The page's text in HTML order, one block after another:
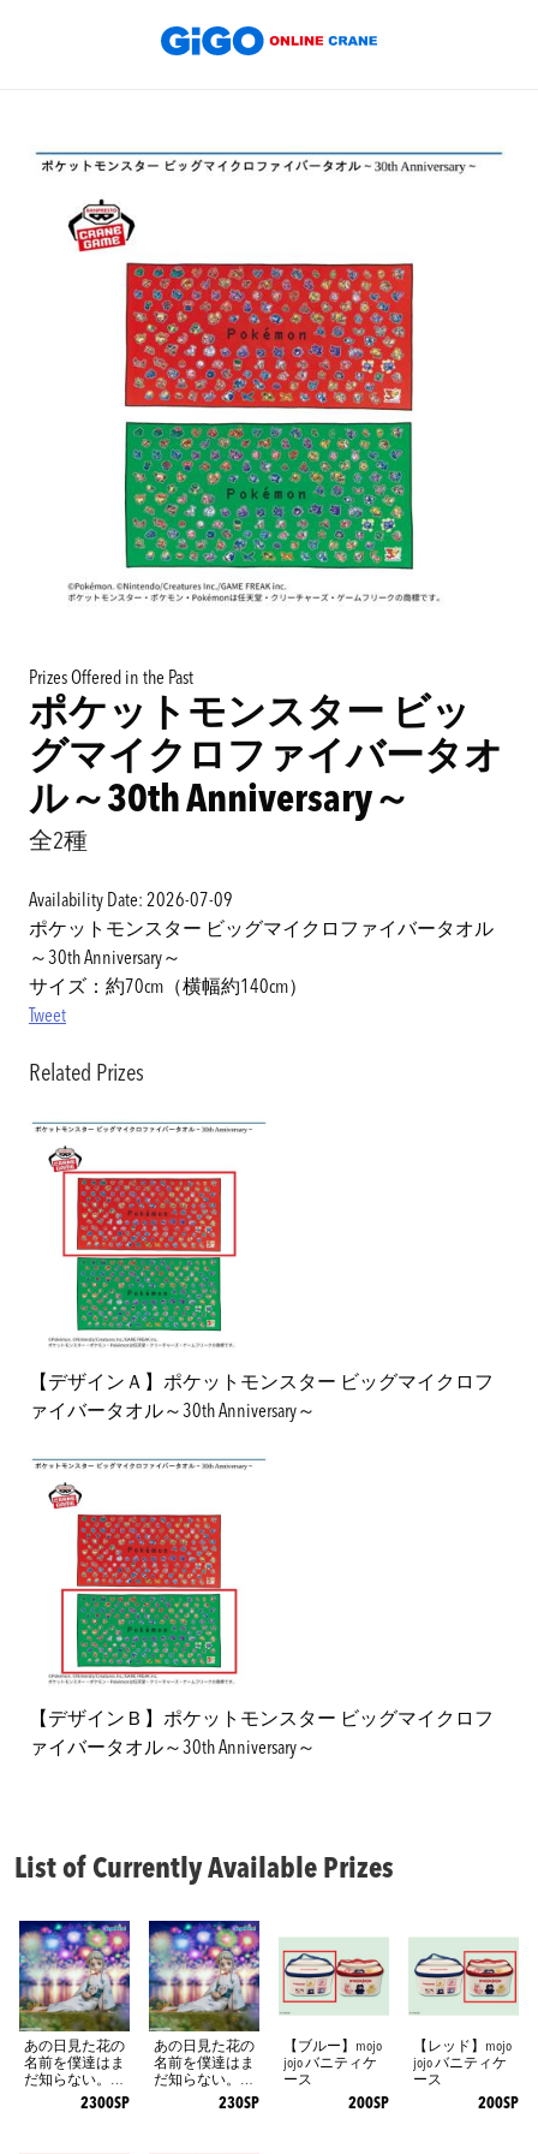
Prizes Offered in the Past
ポケットモンスター ビッ
グマイクロファイバータオ
ル～30th Anniversary～
全2種
Availability Date: 2026-07-09
ポケットモンスター ビッグマイクロファイバータオル
～30th Anniversary～
サイズ：約70cm（横幅約140cm）
Tweet
Related Prizes
【デザインＡ】ポケットモンスター ビッグマイクロフ
ァイバータオル～30th Anniversary～
【デザインＢ】ポケットモンスター ビッグマイクロフ
ァイバータオル～30th Anniversary～
List of Currently Available Prizes
あの日見た花の
名前を僕達はま
だ知らない。 Yu
memirize ‐本間芽
2300SP
あの日見た花の
名前を僕達はま
だ知らない。 Yu
memirize ‐本間芽
230SP
【ブルー】mojo
jojo バニティケ
ース
200SP
【レッド】mojo
jojo バニティケ
ース
200SP